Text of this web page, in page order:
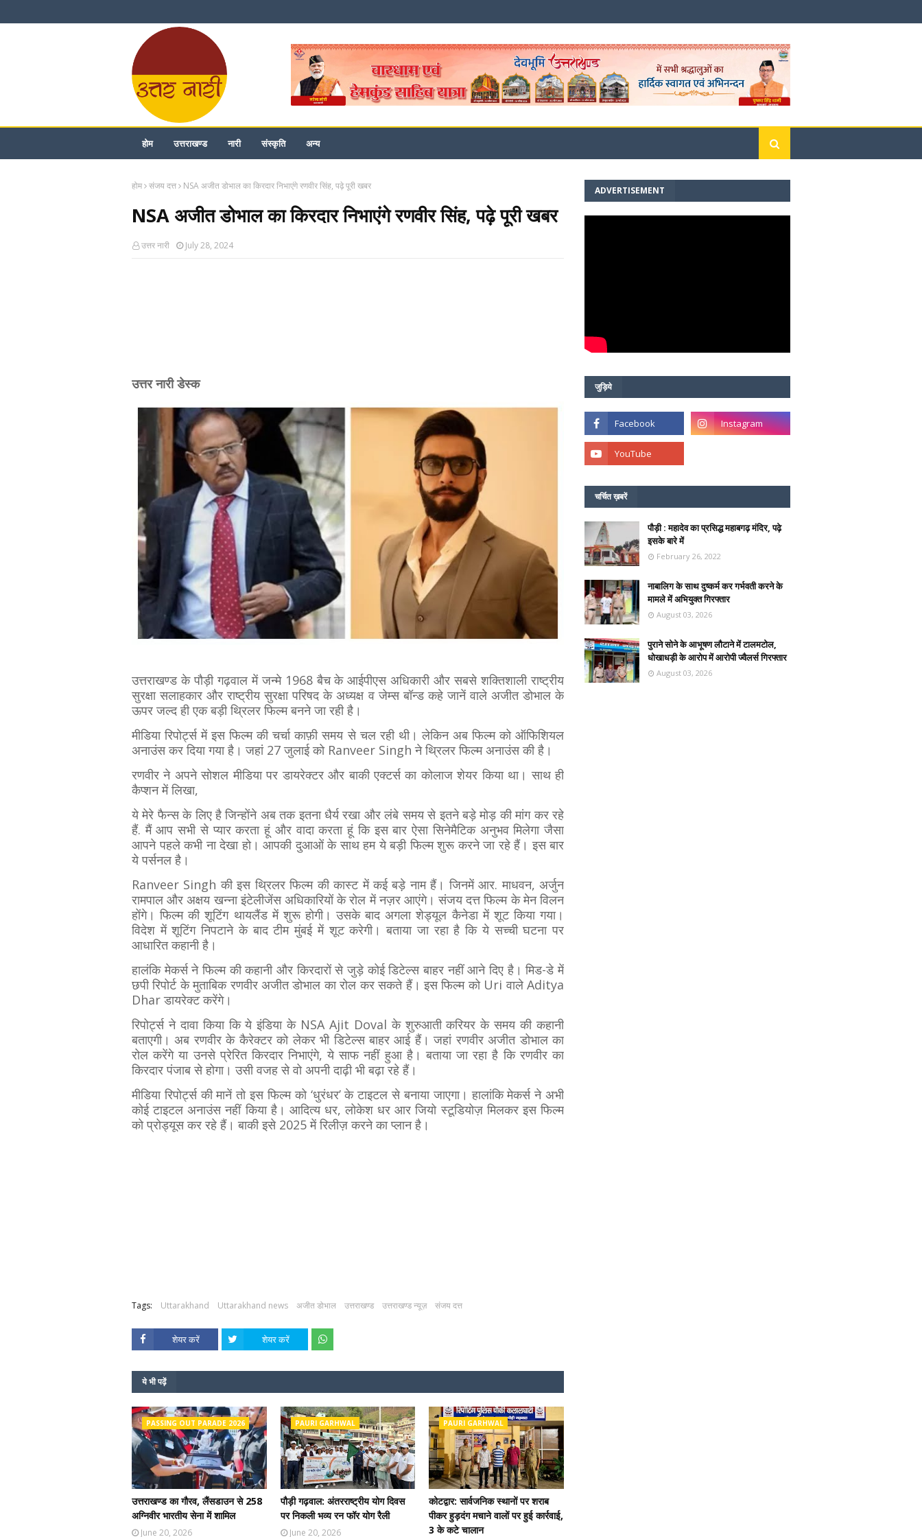
होम उत्तराखण्ड नारी संस्कृति अन्य
होम संजय दत्त NSA अजीत डोभाल का किरदार निभाएंगे रणवीर सिंह, पढ़े पूरी खबर
NSA अजीत डोभाल का किरदार निभाएंगे रणवीर सिंह, पढ़े पूरी खबर
उत्तर नारी July 28, 2024
उत्तर नारी डेस्क
उत्तराखण्ड के पौड़ी गढ़वाल में जन्‍मे 1968 बैच के आईपीएस अधिकारी और सबसे शक्तिशालीराष्ट्रीय
सुरक्षा सलाहकार और राष्ट्रीय सुरक्षा परिषद के अध्यक्ष व जेम्स बॉन्ड कहे जानें वाले अजीत डोभाल के
ऊपर जल्द ही एक बड़ी थ्रिलर फिल्म बनने जा रही है।
मीडिया रिपोर्ट्स में इस फिल्म की चर्चा काफ़ी समय से चल रही थी। लेकिन अब फिल्म को ऑफिशियल
अनाउंस कर दिया गया है। जहां 27 जुलाई को Ranveer Singh ने थ्रिलर फिल्म अनाउंस की है।
रणवीर ने अपने सोशल मीडिया पर डायरेक्टर और बाकी एक्टर्स का कोलाज शेयर किया था। साथ ही
कैप्शन में लिखा,
ये मेरे फैन्स के लिए है जिन्होंने अब तक इतना धैर्य रखा और लंबे समय से इतने बड़े मोड़ की मांग कर रहे
हैं. मैं आप सभी से प्यार करता हूं और वादा करता हूं कि इस बार ऐसा सिनेमैटिक अनुभव मिलेगा जैसा
आपने पहले कभी ना देखा हो। आपकी दुआओं के साथ हम ये बड़ी फिल्म शुरू करने जा रहे हैं। इस बार
ये पर्सनल है।
Ranveer Singh की इस थ्रिलर फिल्म की कास्ट में कई बड़े नाम हैं। जिनमें आर. माधवन, अर्जुन
रामपाल और अक्षय खन्ना इंटेलीजेंस अधिकारियों के रोल में नज़र आएंगे। संजय दत्त फिल्म के मेन विलन
होंगे। फिल्म की शूटिंग थायलैंड में शुरू होगी। उसके बाद अगला शेड्यूल कैनेडा में शूट किया गया।
विदेश में शूटिंग निपटाने के बाद टीम मुंबई में शूट करेगी। बताया जा रहा है कि ये सच्ची घटना पर
आधारित कहानी है।
हालंकि मेकर्स ने फिल्म की कहानी और किरदारों से जुड़े कोई डिटेल्स बाहर नहीं आने दिए है। मिड-डे में
छपी रिपोर्ट के मुताबिक रणवीर अजीत डोभाल का रोल कर सकते हैं। इस फिल्म को Uri वाले Aditya
Dhar डायरेक्ट करेंगे।
रिपोर्ट्स ने दावा किया कि ये इंडिया के NSA Ajit Doval के शुरुआती करियर के समय की कहानी
बताएगी। अब रणवीर के कैरेक्टर को लेकर भी डिटेल्स बाहर आई हैं। जहां रणवीर अजीत डोभाल का
रोल करेंगे या उनसे प्रेरित किरदार निभाएंगे, ये साफ नहीं हुआ है। बताया जा रहा है कि रणवीर का
किरदार पंजाब से होगा। उसी वजह से वो अपनी दाढ़ी भी बढ़ा रहे हैं।
मीडिया रिपोर्ट्स की मानें तो इस फिल्म को ‘धुरंधर’ के टाइटल से बनाया जाएगा। हालांकि मेकर्स ने अभी
कोई टाइटल अनाउंस नहीं किया है। आदित्य धर, लोकेश धर आर जियो स्टूडियोज़ मिलकर इस फिल्म
को प्रोड्यूस कर रहे हैं। बाकी इसे 2025 में रिलीज़ करने का प्लान है।
Tags: Uttarakhand Uttarakhand news अजीत डोभाल उत्तराखण्ड उत्तराखण्ड न्यूज़ संजय दत्त
शेयर करें शेयर करें
ये भी पढ़ें
PASSING OUT PARADE 2026
उत्तराखण्ड का गौरव, लैंसडाउन से 258
अग्निवीर भारतीय सेना में शामिल
June 20, 2026
PAURI GARHWAL
पौड़ी गढ़वाल: अंतरराष्ट्रीय योग दिवस
पर निकली भव्य रन फॉर योग रैली
June 20, 2026
PAURI GARHWAL
कोटद्वार: सार्वजनिक स्थानों पर शराब
पीकर हुड़दंग मचाने वालों पर हुई कार्रवाई,
3 के कटे चालान
ADVERTISEMENT
जुड़िये
चर्चित ख़बरें
पौड़ी : महादेव का प्रसिद्ध महाबगढ़ मंदिर, पढ़े
इसके बारे में
February 26, 2022
नाबालिग के साथ दुष्कर्म कर गर्भवती करने के
मामले में अभियुक्त गिरफ्तार
August 03, 2026
पुराने सोने के आभूषण लौटाने में टालमटोल,
धोखाधड़ी के आरोप में आरोपी ज्वैलर्स गिरफ्तार
August 03, 2026